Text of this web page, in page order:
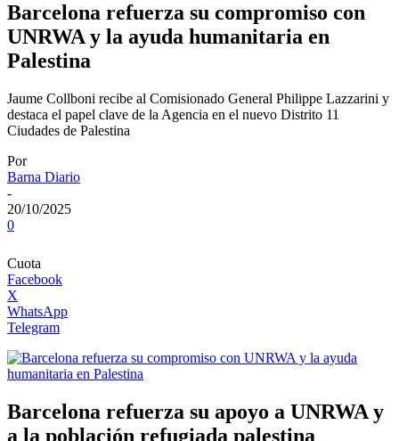
Barcelona refuerza su compromiso con
UNRWA y la ayuda humanitaria en
Palestina
Jaume Collboni recibe al Comisionado General Philippe Lazzarini y
destaca el papel clave de la Agencia en el nuevo Distrito 11
Ciudades de Palestina
Por
Barna Diario
-
20/10/2025
0
Cuota
Facebook
X
WhatsApp
Telegram
Barcelona refuerza su apoyo a UNRWA y
a la población refugiada palestina